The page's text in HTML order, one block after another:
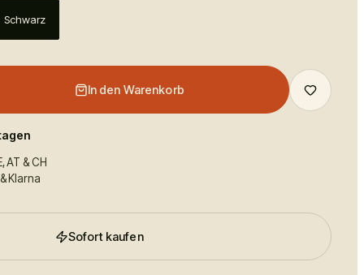
Schwarz
In den Warenkorb
AT & CH
Klarna
Sofort kaufen